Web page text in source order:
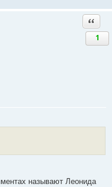
1
называют Леонида